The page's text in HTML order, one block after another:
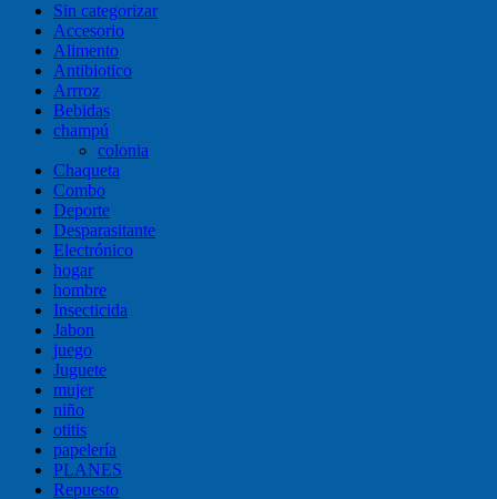
Sin categorizar
Accesorio
Alimento
Antibiotico
Arrroz
Bebidas
champú
colonia
Chaqueta
Combo
Deporte
Desparasitante
Electrónico
hogar
hombre
Insecticida
Jabon
juego
Juguete
mujer
niño
otitis
papelería
PLANES
Repuesto